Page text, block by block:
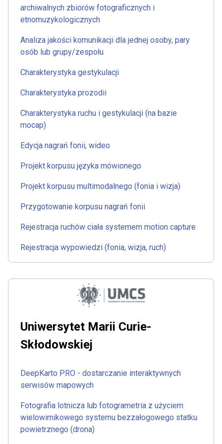
archiwalnych zbiorów fotograficznych i
etnomuzykologicznych
Analiza jakości komunikacji dla jednej osoby, pary
osób lub grupy/zespołu
Charakterystyka gestykulacji
Charakterystyka prozodii
Charakterystyka ruchu i gestykulacji (na bazie
mocap)
Edycja nagrań fonii, wideo
Projekt korpusu języka mówionego
Projekt korpusu multimodalnego (fonia i wizja)
Przygotowanie korpusu nagrań fonii
Rejestracja ruchów ciała systemem motion capture
Rejestracja wypowiedzi (fonia, wizja, ruch)
Uniwersytet Marii Curie-
Skłodowskiej
DeepKarto PRO - dostarczanie interaktywnych
serwisów mapowych
Fotografia lotnicza lub fotogrametria z użyciem
wielowirnikowego systemu bezzałogowego statku
powietrznego (drona)